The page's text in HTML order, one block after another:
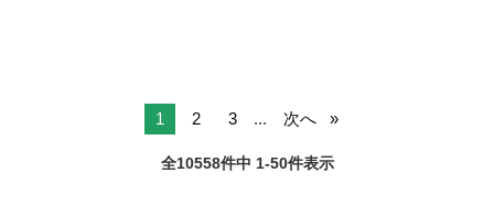
1 2 3 ... 次へ
全10558件中 1-50件表示